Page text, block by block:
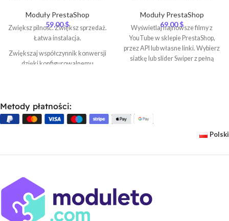
Moduły PrestaShop
59,00$
Zwiększ pilność. Zwiększ sprzedaż.
Łatwa instalacja.
Zwiększaj współczynnik konwersji
dzięki konfigurowalnemu
czasowo i promocje na stronach
produktów, kategoriach lub
wszystkich przecenionych
Moduły PrestaShop
69,00$
Wyświetlaj najnowsze filmy z
YouTube w sklepie PrestaShop,
przez API lub własne linki. Wybierz
siatkę lub slider Swiper z pełną
admina. Bez kodowania. W pełni
responsywny, zgodny z PrestaShop
Metody płatności:
Polski